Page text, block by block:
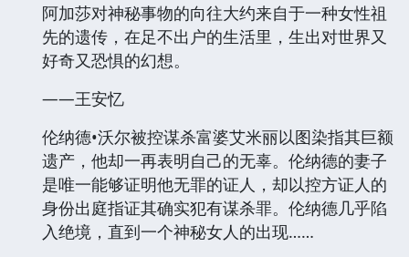
阿加莎对神秘事物的向往大约来自于一种女性祖
先的遗传，在足不出户的生活里，生出对世界又
好奇又恐惧的幻想。
——王安忆
伦纳德•沃尔被控谋杀富婆艾米丽以图染指其巨额
遗产，他却一再表明自己的无辜。伦纳德的妻子
是唯一能够证明他无罪的证人，却以控方证人的
身份出庭指证其确实犯有谋杀罪。伦纳德几乎陷
入绝境，直到一个神秘女人的出现……